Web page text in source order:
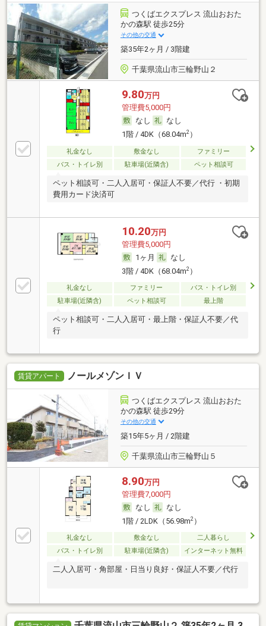
つくばエクスプレス 流山おおた
かの森駅 徒歩25分
その他の交通
築35年2ヶ月 / 3階建
千葉県流山市三輪野山２
9.80万円
管理費5,000円
なし
なし
1階 / 4DK（68.04m2）
礼金なし 敷金なし
ファミリー
バス・トイレ別
駐車場(近隣含) ペット相談可
ペット相談可・二人入居可・保証人不要／代行 ・初期
費用カード決済可
10.20万円
管理費5,000円
1ヶ月
なし
3階 / 4DK（68.04m2）
礼金なし ファミリー
バス・トイレ別
駐車場(近隣含)
ペット相談可 最上階
ペット相談可・二人入居可・最上階・保証人不要／代
行
賃貸アパート ノールメゾンＩＶ
つくばエクスプレス 流山おおた
かの森駅 徒歩29分
その他の交通
築15年5ヶ月 / 2階建
千葉県流山市三輪野山５
8.90万円
管理費7,000円
なし
なし
1階 / 2LDK（56.98m2）
礼金なし 敷金なし
二人暮らし
バス・トイレ別
駐車場(近隣含) インターネット無料
二人入居可・角部屋・日当り良好・保証人不要／代行